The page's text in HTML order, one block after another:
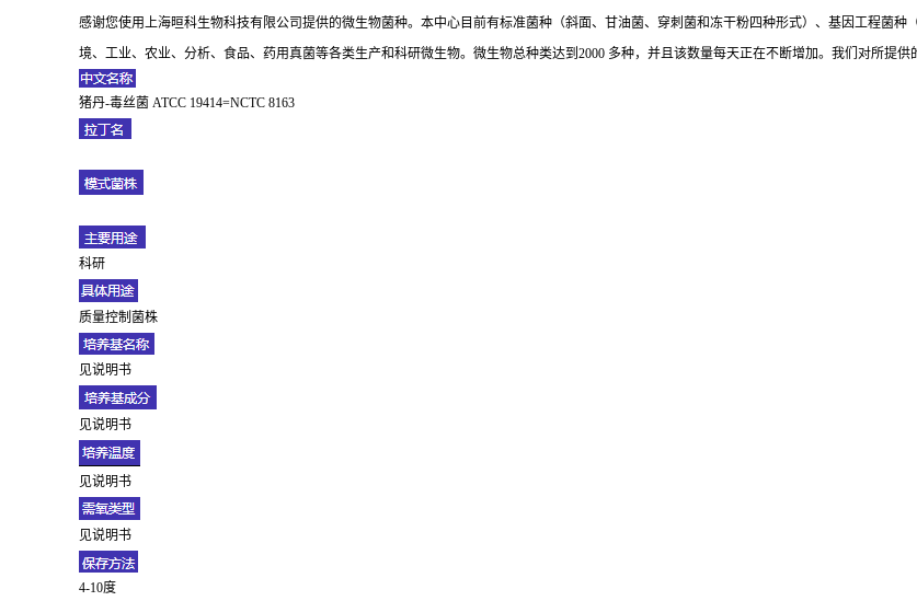
感谢您使用上海晅科生物科技有限公司提供的微生物菌种。本中心目前有标准菌种（斜面、甘油菌、穿刺菌和冻干粉四种形式）、基因工程菌
境、工业、农业、分析、食品、药用真菌等各类生产和科研微生物。微生物总种类达到2000 多种，并且该数量每天正在不断增加。我们对所提供
猪丹-毒丝菌 ATCC 19414=NCTC 8163
科研
质量控制菌株
见说明书
见说明书
见说明书
见说明书
4-10度